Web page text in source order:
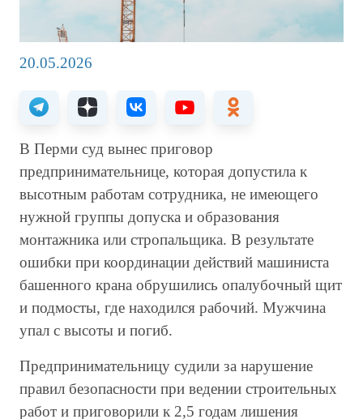
20.05.2026
В Перми суд вынес приговор
предпринимательнице, которая допустила к
высотным работам сотрудника, не имеющего
нужной группы допуска и образования
монтажника или стропальщика. В результате
ошибки при координации действий машиниста
башенного крана обрушились опалубочный щит
и подмосты, где находился рабочий. Мужчина
упал с высоты и погиб.
Предпринимательницу судили за нарушение
правил безопасности при ведении строительных
работ и приговорили к 2,5 годам лишения